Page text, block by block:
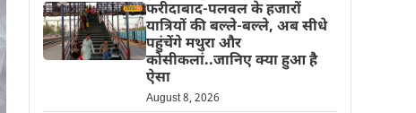
फरीदाबाद-पलवल के हजारों
यात्रियों की बल्ले-बल्ले, अब सीधे
पहुंचेंगे मथुरा और
कोसीकलां..जानिए क्या हुआ है
ऐसा
August 8, 2026